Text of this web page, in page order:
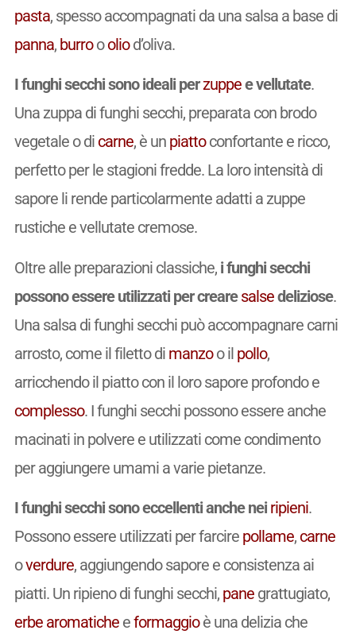
pasta, spesso accompagnati da una salsa a base di
panna, burroooliod’oliva.
I funghi secchi sono ideali perzuppee vellutate.
Una zuppa di funghi secchi, preparata con brodo
vegetale o di carne, è un piattoconfortante e ricco,
perfetto per le stagioni fredde. La loro intensità di
sapore li rende particolarmente adatti a zuppe
rustiche e vellutate cremose.
Oltre alle preparazioni classiche, i funghi secchi
possono essere utilizzati per crearesalsedeliziose.
Una salsa di funghi secchi può accompagnare carni
arrosto, come il filetto di manzoo il pollo,
arricchendo il piatto con il loro sapore profondo e
complesso. I funghi secchi possono essere anche
macinati in polvere e utilizzati come condimento
per aggiungere umami a varie pietanze.
I funghi secchi sono eccellenti anche neiripieni.
Possono essere utilizzati per farcire pollame, carne
overdure, aggiungendo sapore e consistenza ai
piatti. Un ripieno di funghi secchi, panegrattugiato,
erbe aromaticheeformaggioè una delizia che